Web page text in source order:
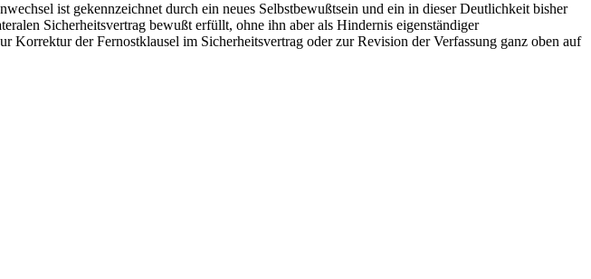
ist gekennzeichnet durch ein neues Selbstbewußtsein und ein in dieser Deutlichkeit bisher
Sicherheitsvertrag bewußt erfüllt, ohne ihn aber als Hindernis eigenständiger
Korrektur der Fernostklausel im Sicherheitsvertrag oder zur Revision der Verfassung ganz oben auf